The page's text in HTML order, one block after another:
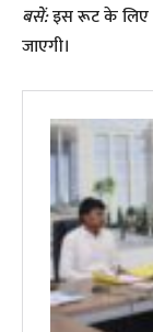
बसें:इस रूट के लिए
जाएगी।